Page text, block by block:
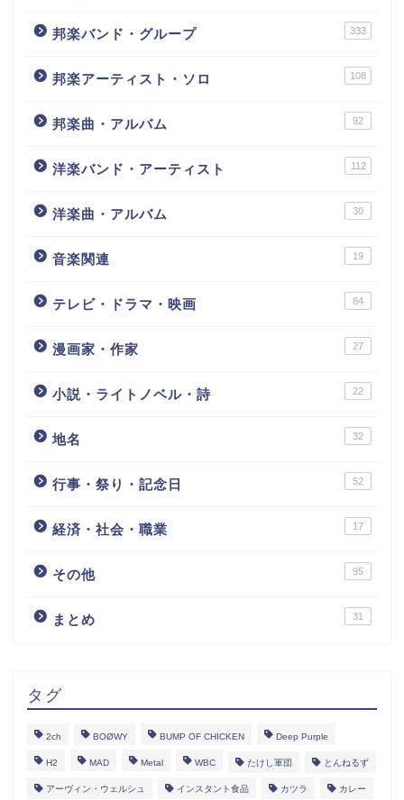
邦楽バンド・グループ 333
邦楽アーティスト・ソロ 108
邦楽曲・アルバム 92
洋楽バンド・アーティスト 112
洋楽曲・アルバム 30
音楽関連 19
テレビ・ドラマ・映画 84
漫画家・作家 27
小説・ライトノベル・詩 22
地名 32
行事・祭り・記念日 52
経済・社会・職業 17
その他 95
まとめ 31
タグ
2ch BOØWY BUMP OF CHICKEN Deep Purple
H2 MAD Metal WBC たけし軍団 とんねるず
アーヴィン・ウェルシュ インスタント食品 カツラ カレー